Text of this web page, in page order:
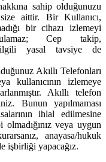
sahip olduğunuzu
aittir. Bir Kullanıcı,
bir cihazı izlemeyi
Cep takip,
ilgili yasal tavsiye de
Akıllı Telefonları
kullanıcının izlemeye
Akıllı telefon
Bunun yapılmaması
ihlal edilmesine
olmadığınız veya uygun
anayasa/hukuk
işbirliği yapacağız.